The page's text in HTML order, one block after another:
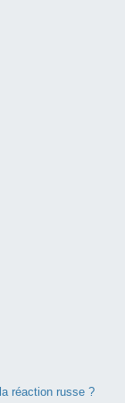
réaction russe ?